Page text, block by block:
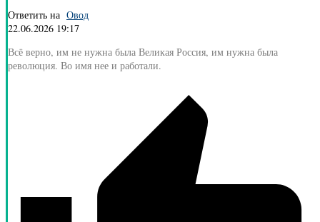
Ответить на Овод
22.06.2026 19:17
Всё верно, им не нужна была Великая Россия, им нужна была
революция. Во имя нее и работали.